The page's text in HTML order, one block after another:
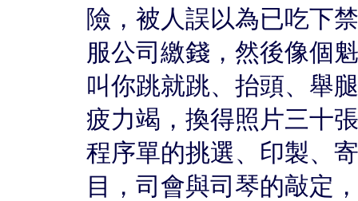
險，被人誤以為已吃下
服公司繳錢，然後像個
叫你跳就跳、抬頭、舉
疲力竭，換得照片三十
程序單的挑選、印製、
目，司會與司琴的敲定